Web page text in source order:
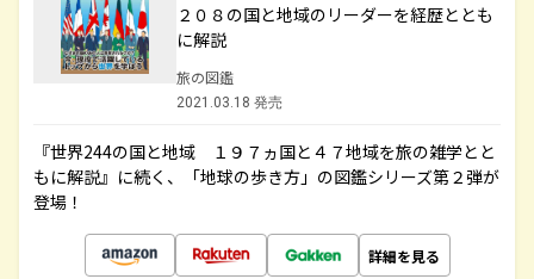
２０８の国と地域のリーダーを経歴ととも
に解説
旅の図鑑
2021.03.18 発売
『世界244の国と地域 １９７ヵ国と４７地域を旅の雑学とと
もに解説』に続く、「地球の歩き方」の図鑑シリーズ第２弾が
登場！
詳細を見る